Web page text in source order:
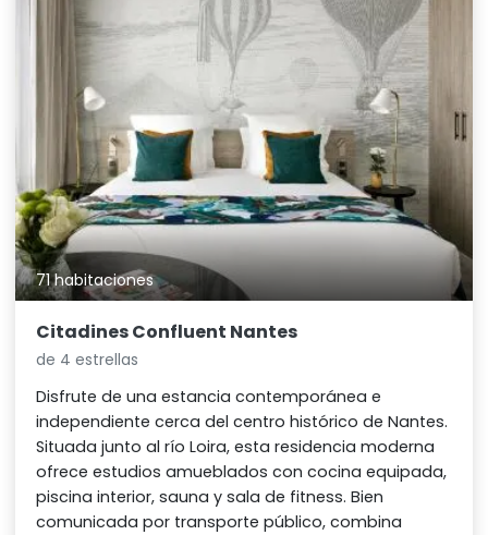
71 habitaciones
Citadines Confluent Nantes
de 4 estrellas
Disfrute de una estancia contemporánea e
independiente cerca del centro histórico de Nantes.
Situada junto al río Loira, esta residencia moderna
ofrece estudios amueblados con cocina equipada,
piscina interior, sauna y sala de fitness. Bien
comunicada por transporte público, combina